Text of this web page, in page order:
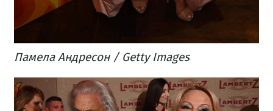
Памела Андресон / Getty Images